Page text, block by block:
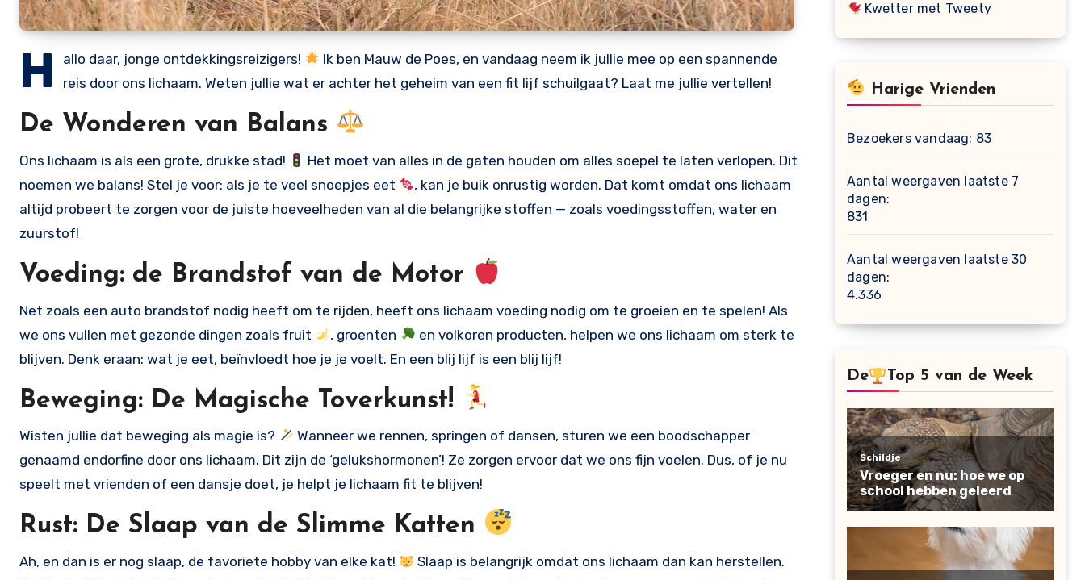
H allo daar, jonge ontdekkingsreizigers!
Ik ben Mauw de Poes, en vandaag neem ik jullie mee op een spannende
reis door ons lichaam. Weten jullie wat er achter het geheim van een fit lijf schuilgaat? Laat me jullie vertellen!
De Wonderen van Balans
Ons lichaam is als een grote, drukke stad!
Het moet van alles in de gaten houden om alles soepel te laten verlopen. Dit
noemen we balans! Stel je voor: als je te veel snoepjes eet
, kan je buik onrustig worden. Dat komt omdat ons lichaam
altijd probeert te zorgen voor de juiste hoeveelheden van al die belangrijke stoffen — zoals voedingsstoffen, water en
zuurstof!
Voeding: de Brandstof van de Motor
Net zoals een auto brandstof nodig heeft om te rijden, heeft ons lichaam voeding nodig om te groeien en te spelen! Als
we ons vullen met gezonde dingen zoals fruit
, groenten
en volkoren producten, helpen we ons lichaam om sterk te
blijven. Denk eraan: wat je eet, beïnvloedt hoe je je voelt. En een blij lijf is een blij lijf!
Beweging: De Magische Toverkunst!
Wisten jullie dat beweging als magie is?
Wanneer we rennen, springen of dansen, sturen we een boodschapper
genaamd endorfine door ons lichaam. Dit zijn de ‘gelukshormonen’! Ze zorgen ervoor dat we ons fijn voelen. Dus, of je nu
speelt met vrienden of een dansje doet, je helpt je lichaam fit te blijven!
Rust: De Slaap van de Slimme Katten
Ah, en dan is er nog slaap, de favoriete hobby van elke kat!
Slaap is belangrijk omdat ons lichaam dan kan herstellen.
Kwetter met Tweety
Harige Vrienden
Bezoekers vandaag: 83
Aantal weergaven laatste 7
dagen:
831
Aantal weergaven laatste 30
dagen:
4.336
De Top 5 van de Week